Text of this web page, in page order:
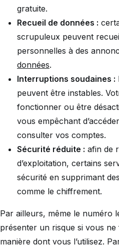
gratuite.
Recueil de données :
scrupuleux peuvent
personnelles à des
données.
Interruptions soudaines :
peuvent être instables.
fonctionner ou être
vous empêchant
consulter vos comptes.
Sécurité réduite : afin de
d’exploitation, certains
sécurité en supprimant
comme le chiffrement.
Par ailleurs, même le numéro
présenter un risque si vous ne
manière dont vous l’utilisez.